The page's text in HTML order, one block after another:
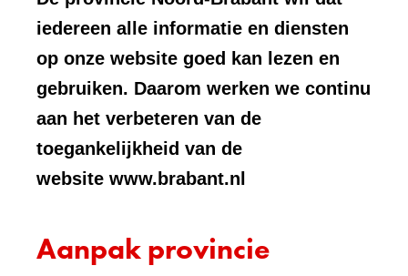
iedereen alle informatie en diensten
op onze website goed kan lezen en
gebruiken. Daarom werken we continu
aan het verbeteren van de
toegankelijkheid van de
website www.brabant.nl
Aanpak provincie